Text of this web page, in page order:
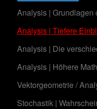
Analysis | Grundlagen
Analysis | Tiefere
Analysis | Die
Analysis | Höhere
Vektorgeometrie /
Stochastik |